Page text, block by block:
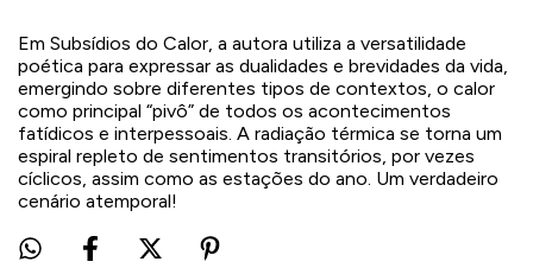
Em Subsídios do Calor, a autora utiliza a versatilidade
poética para expressar as dualidades e brevidades da vida,
emergindo sobre diferentes tipos de contextos, o calor
como principal “pivô” de todos os acontecimentos
fatídicos e interpessoais. A radiação térmica se torna um
espiral repleto de sentimentos transitórios, por vezes
cíclicos, assim como as estações do ano. Um verdadeiro
cenário atemporal!